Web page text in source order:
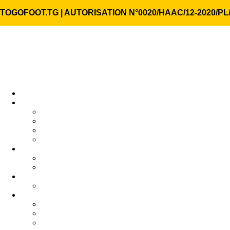
TOGOFOOT.TG | AUTORISATION N°0020/HAAC/12-2020/